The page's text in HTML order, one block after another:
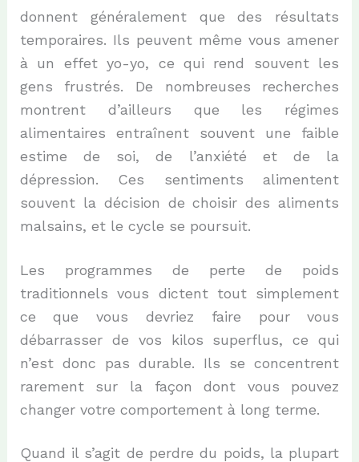
donnent généralement que des résultats
temporaires. Ils peuvent même vous amener
à un effet yo-yo, ce qui rend souvent les
gens frustrés. De nombreuses recherches
montrent d’ailleurs que les régimes
alimentaires entraînent souvent une faible
estime de soi, de l’anxiété et de la
dépression. Ces sentiments alimentent
souvent la décision de choisir des aliments
malsains, et le cycle se poursuit.
Les programmes de perte de poids
traditionnels vous dictent tout simplement
ce que vous devriez faire pour vous
débarrasser de vos kilos superflus, ce qui
n’est donc pas durable. Ils se concentrent
rarement sur la façon dont vous pouvez
changer votre comportement à long terme.
Quand il s’agit de perdre du poids, la plupart